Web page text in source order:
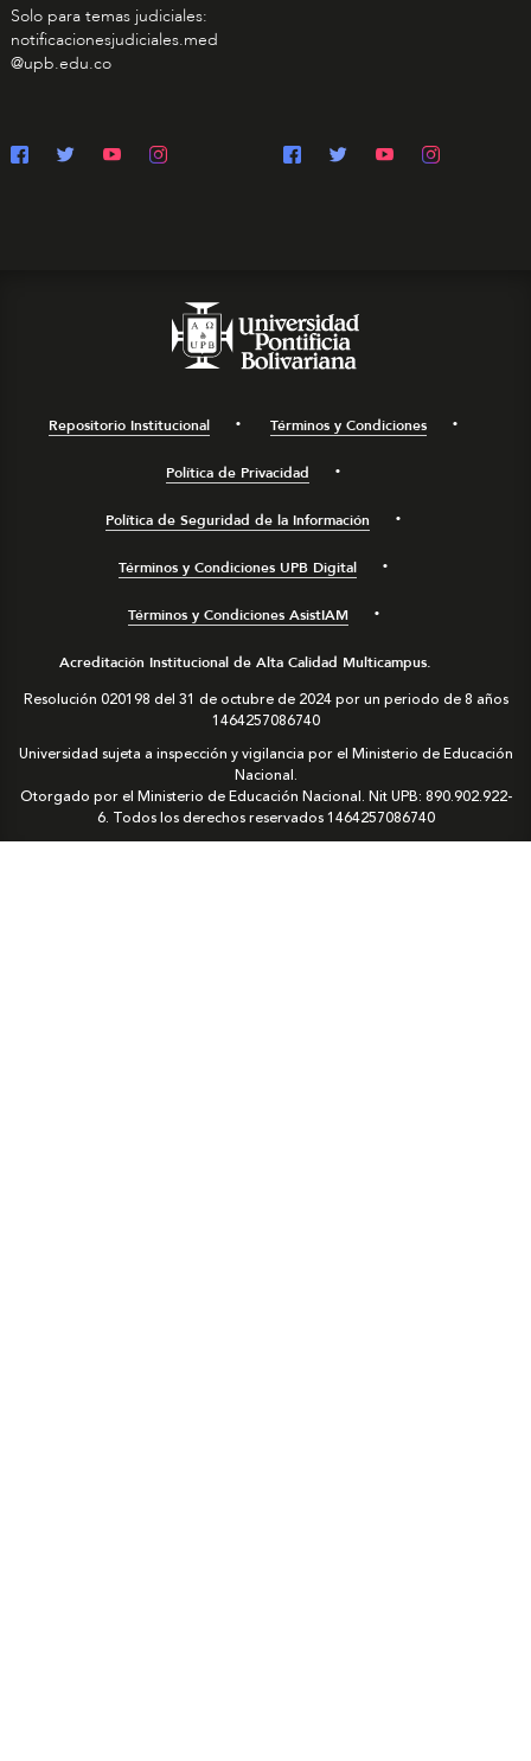
Solo para temas judiciales:
notificacionesjudiciales.med
@upb.edu.co
Repositorio Institucional Términos y Condiciones
Política de Privacidad
Política de Seguridad de la Información
Términos y Condiciones UPB Digital
Términos y Condiciones AsistIAM
Acreditación Institucional de Alta Calidad Multicampus.
Resolución 020198 del 31 de octubre de 2024 por un periodo de 8 años
1464257086740
Universidad sujeta a inspección y vigilancia por el Ministerio de Educación
Nacional.
Otorgado por el Ministerio de Educación Nacional. Nit UPB: 890.902.922-
6. Todos los derechos reservados1464257086740